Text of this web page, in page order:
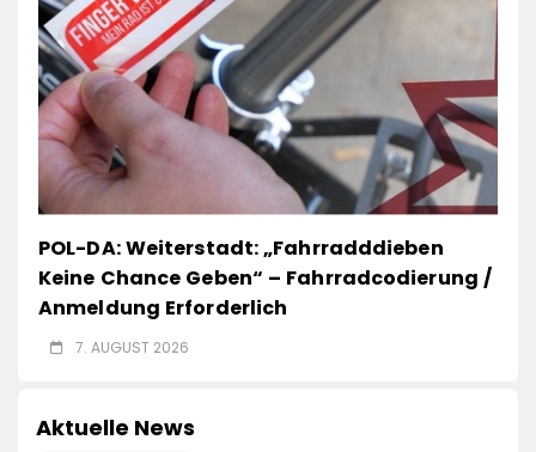
POL-DA: Weiterstadt: „Fahrradddieben
Keine Chance Geben“ – Fahrradcodierung /
Anmeldung Erforderlich
7. AUGUST 2026
Aktuelle News